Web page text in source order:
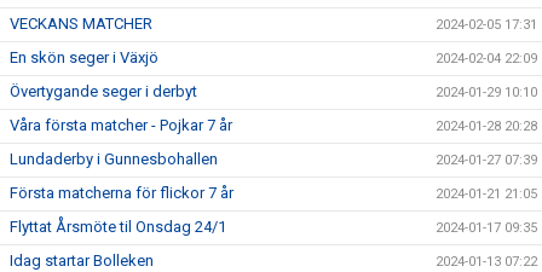
VECKANS MATCHER 2024-02-05 17:31
En skön seger i Växjö 2024-02-04 22:09
Övertygande seger i derbyt 2024-01-29 10:10
Våra första matcher - Pojkar 7 år 2024-01-28 20:28
Lundaderby i Gunnesbohallen 2024-01-27 07:39
Första matcherna för flickor 7 år 2024-01-21 21:05
Flyttat Årsmöte til Onsdag 24/1 2024-01-17 09:35
Idag startar Bolleken 2024-01-13 07:22